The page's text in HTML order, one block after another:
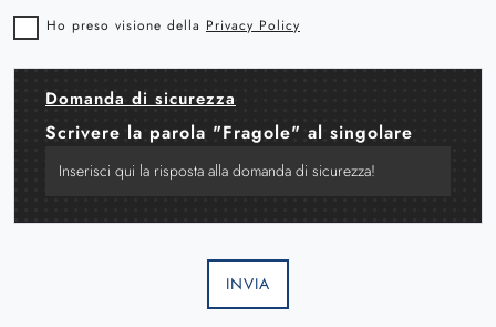
Ho preso visione della Privacy Policy
Domanda di sicurezza
Scrivere la parola "Fragole" al singolare
INVIA